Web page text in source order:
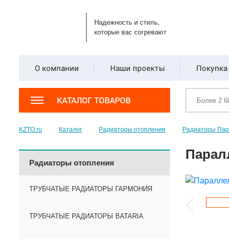
Надежность и стиль,
которые вас согревают
О компании Наши проекты
КАТАЛОГ ТОВАРОВ
KZTO.ru Каталог Радиаторы отопления Радиаторы
Радиаторы отопления
ТРУБЧАТЫЕ РАДИАТОРЫ ГАРМОНИЯ
ТРУБЧАТЫЕ РАДИАТОРЫ BATARIA